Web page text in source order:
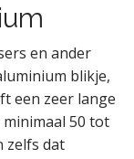
en ander
blikje,
een zeer lange
50 tot
zelfs dat